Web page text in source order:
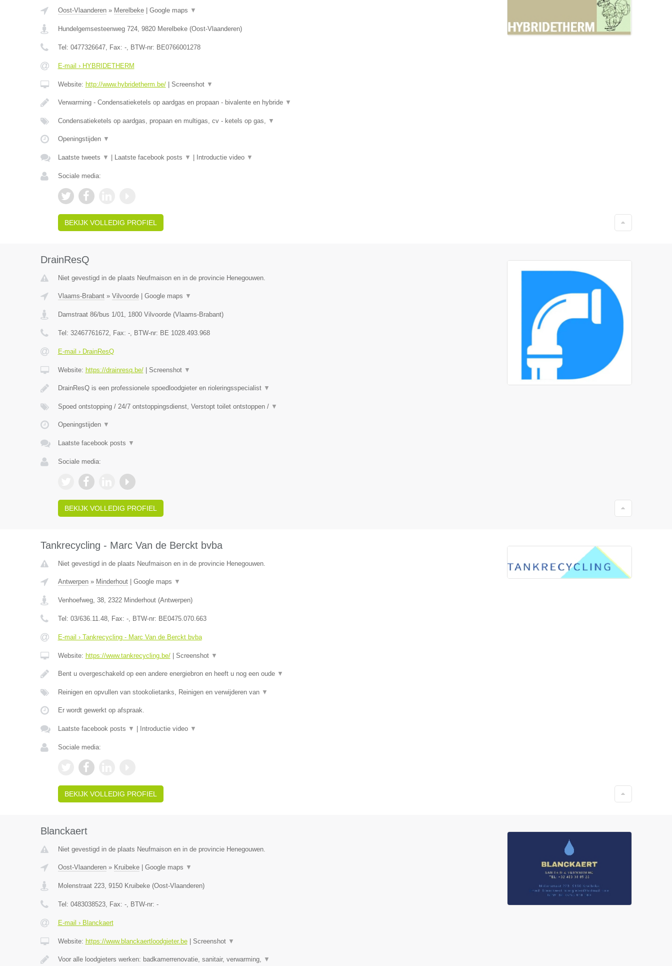
Oost-Vlaanderen» Merelbeke| Google maps ▼
Hundelgemsesteenweg 724, 9820 Merelbeke(Oost-Vlaanderen)
Tel: 0477326647, Fax: -, BTW-nr: BE0766001278
E-mail › HYBRIDETHERM
Website: http://www.hybridetherm.be/| Screenshot ▼
Verwarming - Condensatieketels op aardgas en propaan - bivalente en hybride ▼
Condensatieketels op aardgas, propaan en multigas, cv - ketels op gas, ▼
Openingstijden ▼
Laatste tweets ▼ Laatste facebook posts ▼ Introductie video ▼
Sociale media:
BEKIJK VOLLEDIG PROFIEL
DrainResQ
Niet gevestigd in de plaats Neufmaison en in de provincie Henegouwen.
Vlaams-Brabant» Vilvoorde| Google maps ▼
Damstraat 86/bus 1/01, 1800 Vilvoorde(Vlaams-Brabant)
Tel: 32467761672, Fax: -, BTW-nr: BE 1028.493.968
E-mail › DrainResQ
Website: https://drainresq.be/| Screenshot ▼
DrainResQ is een professionele spoedloodgieter en rioleringsspecialist ▼
Spoed ontstopping / 24/7 ontstoppingsdienst, Verstopt toilet ontstoppen / ▼
Openingstijden ▼
Laatste facebook posts ▼
Sociale media:
BEKIJK VOLLEDIG PROFIEL
Tankrecycling - Marc Van de Berckt bvba
Niet gevestigd in de plaats Neufmaison en in de provincie Henegouwen.
Antwerpen» Minderhout| Google maps ▼
Venhoefweg, 38, 2322 Minderhout(Antwerpen)
Tel: 03/636.11.48, Fax: -, BTW-nr: BE0475.070.663
E-mail › Tankrecycling - Marc Van de Berckt bvba
Website: https://www.tankrecycling.be/| Screenshot ▼
Bent u overgeschakeld op een andere energiebron en heeft u nog een oude ▼
Reinigen en opvullen van stookolietanks, Reinigen en verwijderen van ▼
Er wordt gewerkt op afspraak.
Laatste facebook posts ▼ Introductie video ▼
Sociale media:
BEKIJK VOLLEDIG PROFIEL
Blanckaert
Niet gevestigd in de plaats Neufmaison en in de provincie Henegouwen.
Oost-Vlaanderen» Kruibeke| Google maps ▼
Molenstraat 223, 9150 Kruibeke(Oost-Vlaanderen)
Tel: 0483038523, Fax: -, BTW-nr: -
E-mail › Blanckaert
Website: https://www.blanckaertloodgieter.be| Screenshot ▼
Voor alle loodgieters werken: badkamerrenovatie, sanitair, verwarming, ▼